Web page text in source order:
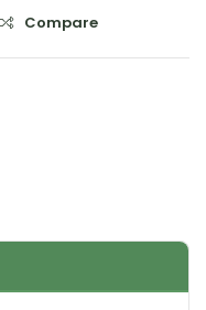
Compare